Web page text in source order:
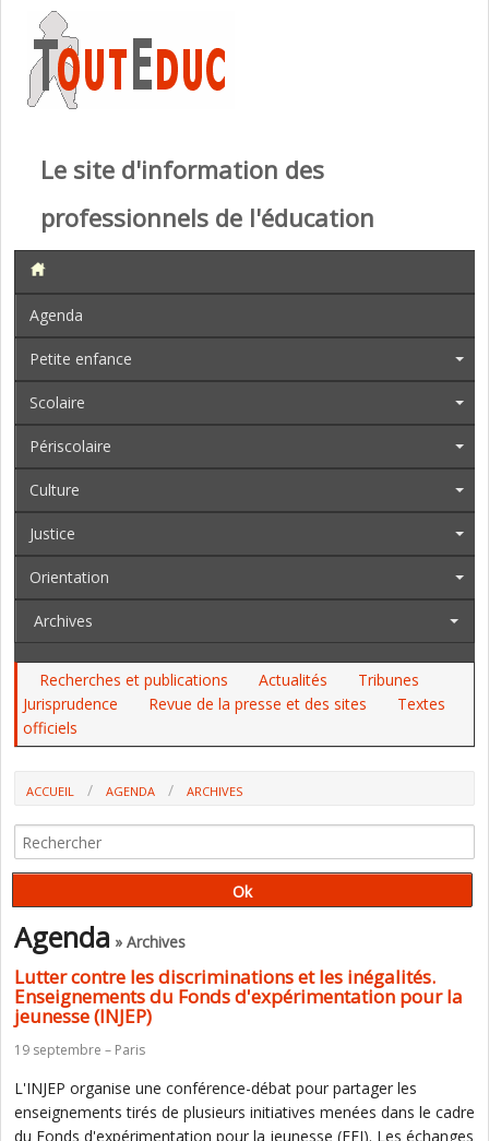
Le site d'information des
professionnels de l'éducation
Agenda
Petite enfance
Scolaire
Périscolaire
Culture
Justice
Orientation
Archives
Recherches et publications Actualités
Tribunes
Jurisprudence
Revue de la presse et des sites
Textes
officiels
ACCUEIL AGENDA
ARCHIVES
ENSEIGNEMENTS DU FONDS D'EXPÉRIMENTATION POUR LA JEUNESSE
(INJEP)
Agenda » Archives
Lutter contre les discriminations et les inégalités.
Enseignements du Fonds d'expérimentation pour la
jeunesse (INJEP)
19 septembre – Paris
L'INJEP organise une conférence-débat pour partager les
enseignements tirés de plusieurs initiatives menées dans le cadre
du Fonds d'expérimentation pour la jeunesse (FEJ). Les échanges